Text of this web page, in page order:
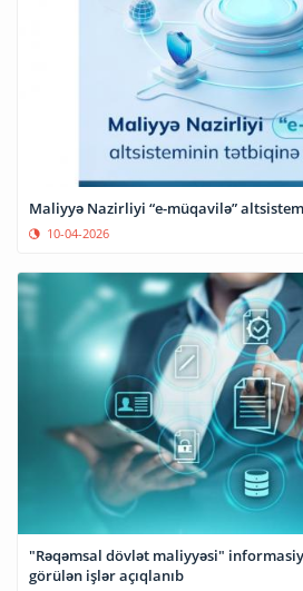
Maliyyə Nazirliyi “e-müqavilə”
10-04-2026
"Rəqəmsal dövlət maliyyəsi"
görülən işlər açıqlanıb